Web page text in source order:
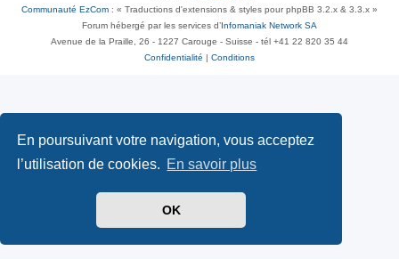
En poursuivant votre navigation, vous acceptez
l’utilisation de cookies. En savoir plus
OK
Communauté EzCom : « Traductions d'extensions & styles pour phpBB 3.2.x & 3.3.x »
Forum hébergé par les services d’ Infomaniak Network SA
Avenue de la Praille, 26 - 1227 Carouge - Suisse - tél +41 22 820 35 44
Confidentialité
Conditions